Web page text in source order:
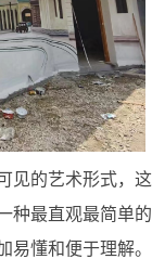
见的艺术形式，这
种最直观最简单的
易懂和便于理解。